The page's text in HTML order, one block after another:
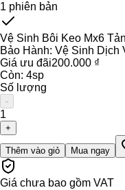
1 phiên bản
Vệ Sinh Bôi Keo Mx6
Bảo Hành: Vệ Sinh Dịch
Giá ưu đãi200.000 ₫
Còn: 4sp
Số lượng
-
1
+
Thêm vào giỏ Mua ngay
Giá chưa bao gồm VAT